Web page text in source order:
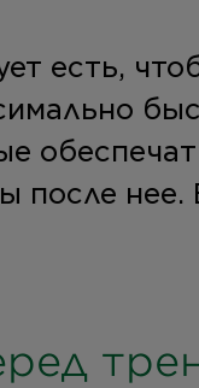
есть,
после нее.